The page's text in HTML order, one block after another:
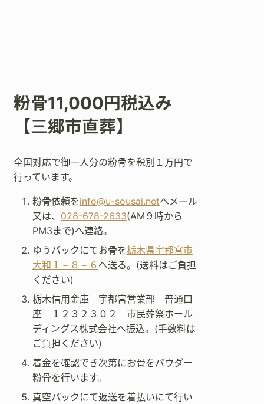
粉骨11,000円税込み
【三郷市直葬】
全国対応で御一人分の粉骨を税別１万円で
行っています。
粉骨依頼をinfo@u-sousai.netへメール
又は、 028-678-2633(AM９時から
PM3まで)へ連絡。
ゆうパックにてお骨を栃木県宇都宮市
大和１－８－６ へ送る。(送料はご負担
ください)
栃木信用金庫 宇都宮営業部 普通口
座 １２３２３０２ 市民葬祭ホール
ディングス株式会社へ振込。(手数料は
ご負担ください)
着金を確認でき次第にお骨をパウダー
粉骨を行います。
真空パックにて返送を着払いにて行い